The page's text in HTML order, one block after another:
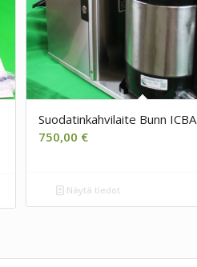
Suodatinkahvilaite Bunn ICBA
750,00 €
Näytä tiedot